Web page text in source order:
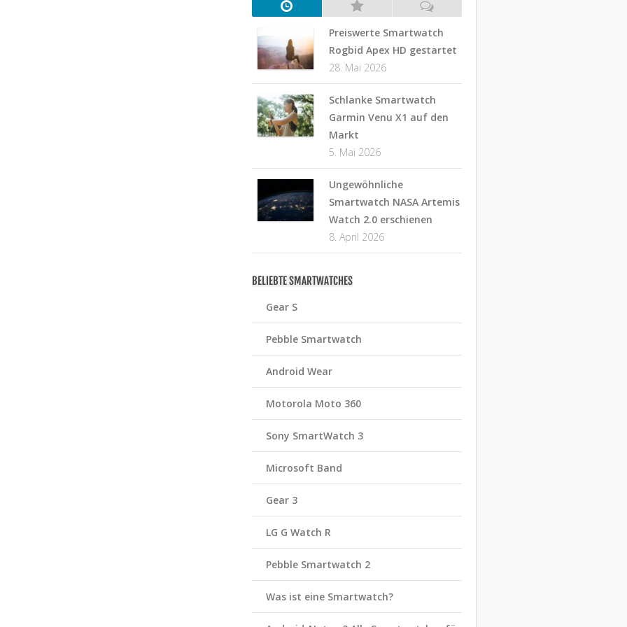
Preiswerte Smartwatch
Rogbid Apex HD gestartet
28. Mai 2026
Schlanke Smartwatch
Garmin Venu X1 auf den
Markt
5. Mai 2026
Ungewöhnliche
Smartwatch NASA Artemis
Watch 2.0 erschienen
8. April 2026
BELIEBTE SMARTWATCHES
Gear S
Pebble Smartwatch
Android Wear
Motorola Moto 360
Sony SmartWatch 3
Microsoft Band
Gear 3
LG G Watch R
Pebble Smartwatch 2
Was ist eine Smartwatch?